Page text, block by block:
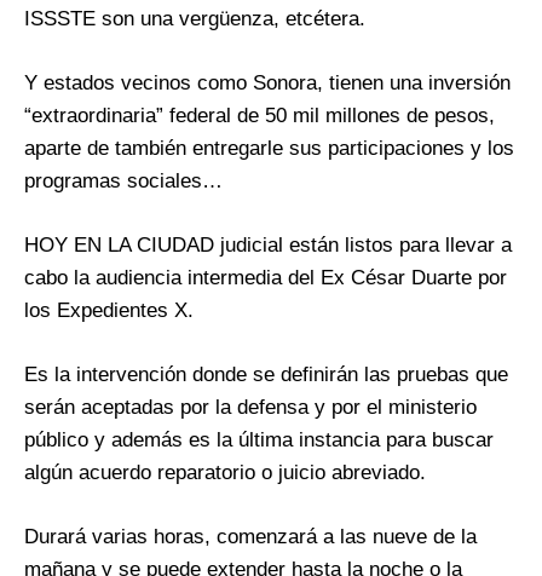
ISSSTE son una vergüenza, etcétera.
Y estados vecinos como Sonora, tienen una inversión
“extraordinaria” federal de 50 mil millones de pesos,
aparte de también entregarle sus participaciones y los
programas sociales…
HOY EN LA CIUDAD judicial están listos para llevar a
cabo la audiencia intermedia del Ex César Duarte por
los Expedientes X.
Es la intervención donde se definirán las pruebas que
serán aceptadas por la defensa y por el ministerio
público y además es la última instancia para buscar
algún acuerdo reparatorio o juicio abreviado.
Durará varias horas, comenzará a las nueve de la
mañana y se puede extender hasta la noche o la